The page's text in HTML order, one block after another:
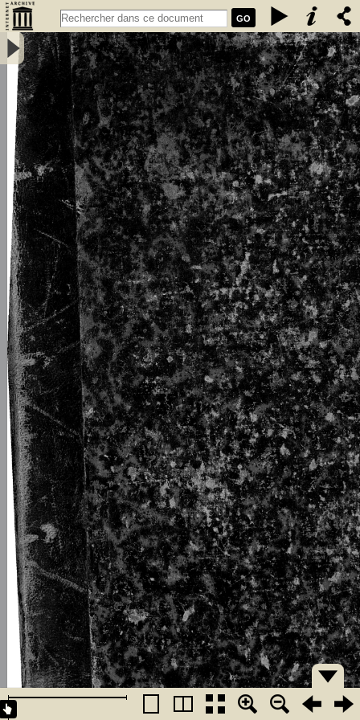
GO
L\'émigration bretonne en Armorique du Ve au VIIe siècle de notre
ère : thèse pour le doctorat - Loth, Joseph (1847-1934)